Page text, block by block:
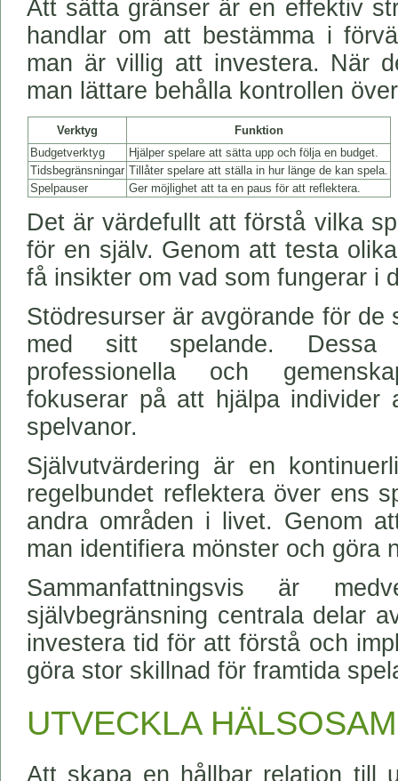
Att sätta gränser är en effektiv
handlar om att bestämma i
man är villig att investera. När
man lättare behålla kontrollen
Verktyg
Funktion
Budgetverktyg
Hjälper spelare att sätta upp och följa en budget.
Tidsbegränsningar Tillåter spelare att ställa in hur länge de kan spela.
Spelpauser
Ger möjlighet att ta en paus för att reflektera.
Det är värdefullt att förstå vilka
för en själv. Genom att testa
få insikter om vad som fungerar i
Stödresurser är avgörande för de
med sitt spelande. Dessa
professionella och
fokuserar på att hjälpa individer
spelvanor.
Självutvärdering är en
regelbundet reflektera över ens
andra områden i livet. Genom
man identifiera mönster och göra
Sammanfattningsvis är
självbegränsning centrala delar
investera tid för att förstå och
göra stor skillnad för framtida
UTVECKLA
Att skapa en hållbar relation till